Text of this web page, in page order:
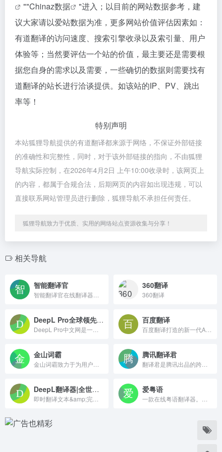
""Chinaz数据
"进入；以目前的网站数据参考，建
议大家请以爱站数据为准，更多网站价值评估因素如：
有道翻译的访问速度、搜索引擎收录以及索引量、用户
体验等；当然要评估一个站的价值，最主要还是需要根
据您自身的需求以及需要，一些确切的数据则需要找有
道翻译的站长进行洽谈提供。如该站的IP、PV、跳出
率等！
特别声明
本站狐狸导航提供的有道翻译都来源于网络，不保证外部链接
的准确性和完整性，同时，对于该外部链接的指向，不由狐狸
导航实际控制，在2026年4月2日 上午10:00收录时，该网页上
的内容，都属于合规合法，后期网页的内容如出现违规，可以
直接联系网站管理员进行删除，狐狸导航不承担任何责任。
狐狸导航致力于优质、实用的网络站点资源收集与分享！
相关导航
智能翻译官 360翻译
360翻译
DeepL Pro全球领先的翻译网站，在线多语言翻译，文档翻译，中英互译，专业内容翻译 百度翻译
金山词霸 腾讯翻译君
DeepL翻译器|全世界最准确的翻译器 爱粤语